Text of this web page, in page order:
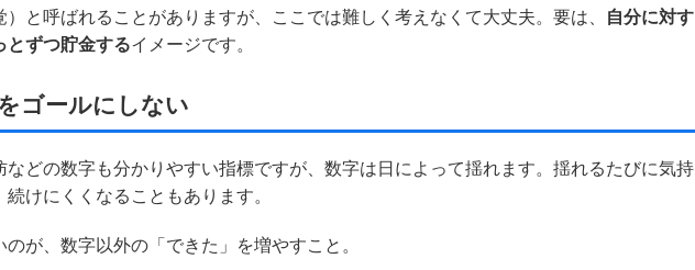
と呼ばれることがありますが、ここでは難しく考えなくて大丈夫。要は、
自分に対す
とずつ貯金するイメージです。
ゴールにしない
などの数字も分かりやすい指標ですが、数字は日によって揺れます。揺れるたびに気持
けにくくなることもあります。
が、数字以外の「できた」を増やすこと。